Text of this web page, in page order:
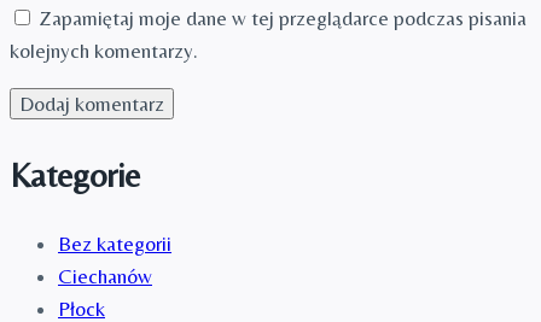
Zapamiętaj moje dane w tej przeglądarce podczas pisania
kolejnych komentarzy.
Kategorie
Bez kategorii
Ciechanów
Płock